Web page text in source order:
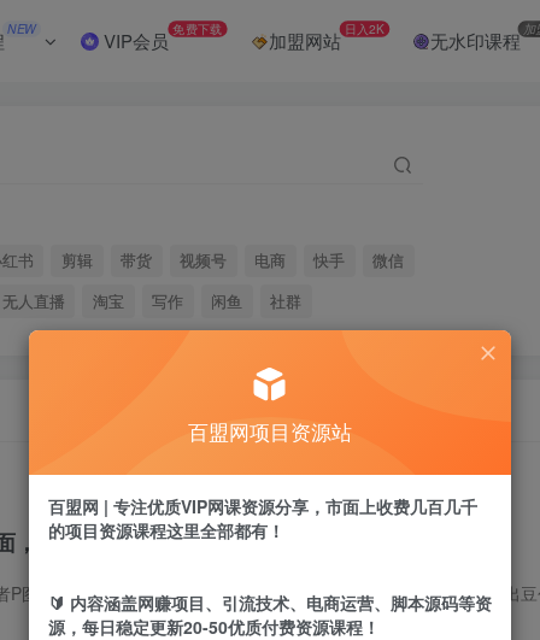
NEW VIP会员 免费下载 加盟网站 日入2K 无水印课程 加
书 剪辑 带货 视频号 电商 快手
微信
无人直播
淘宝 写作 闲鱼 社群
，王者P图新玩法，引流王者游戏粉变现
P图新玩法，引流王者游戏粉变现 课程介绍 家人们谁懂啊！刚摸索出豆包AI的MVP结算画面P图新玩法，成品一出来直接惊到拍桌——这哪是游戏结算页
百盟网项目资源站
百盟网 | 专注优质VIP网课资源分享，市面上收费几百几千
的项目资源课程这里全部都有！
🔰 内容涵盖网赚项目、引流技术、电商运营、脚本源码等资
源，每日稳定更新20-50优质付费资源课程！